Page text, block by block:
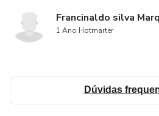
1.1 – Você não precisa de uma
Na sua própria cozinha
Francinaldo silva
1 Ano Hotmarter
Dúvidas